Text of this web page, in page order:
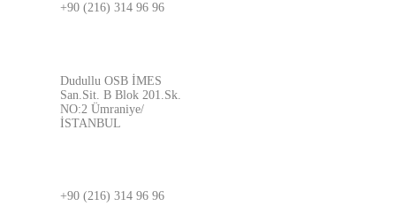
+90 (216) 314 96 96
Dudullu OSB İMES
San.Sit. B Blok 201.Sk.
NO:2 Ümraniye/
İSTANBUL
+90 (216) 314 96 96